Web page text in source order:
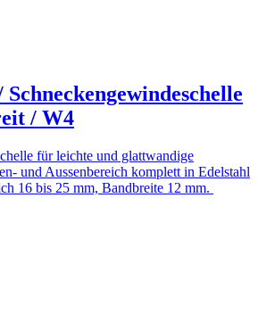
Schneckengewindeschelle
/ W4
für leichte und glattwandige
und Aussenbereich komplett in Edelstahl
16 bis 25 mm, Bandbreite 12 mm.